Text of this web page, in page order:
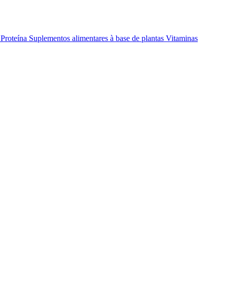
Suplementos alimentares à base de plantas Vitaminas